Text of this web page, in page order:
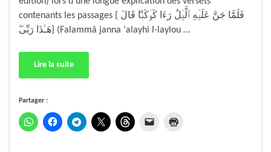
contenants les passages { فَلَمَّا جَنَّ عَلَيۡهِ ٱلَّيۡلُ رَءَا كَوۡكَبً۬ا‌ۖ قَالَ
هَـٰذَا رَبِّى‌ۖ} (Falammâ janna ‘alayhi l-laylou …
Lire la suite
Partager :